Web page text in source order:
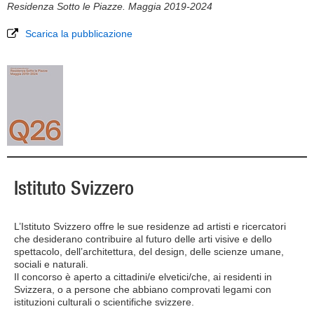
Residenza Sotto le Piazze. Maggia 2019-2024
Scarica la pubblicazione
Istituto Svizzero
L’Istituto Svizzero offre le sue residenze ad artisti e ricercatori
che desiderano contribuire al futuro delle arti visive e dello
spettacolo, dell’architettura, del design, delle scienze umane,
sociali e naturali.
Il concorso è aperto a cittadini/e elvetici/che, ai residenti in
Svizzera, o a persone che abbiano comprovati legami con
istituzioni culturali o scientifiche svizzere.